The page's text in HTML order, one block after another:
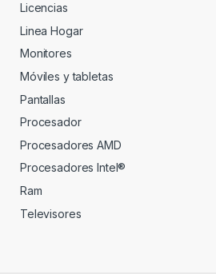
Licencias
Linea Hogar
Monitores
Móviles y tabletas
Pantallas
Procesador
Procesadores AMD
Procesadores Intel®
Ram
Televisores